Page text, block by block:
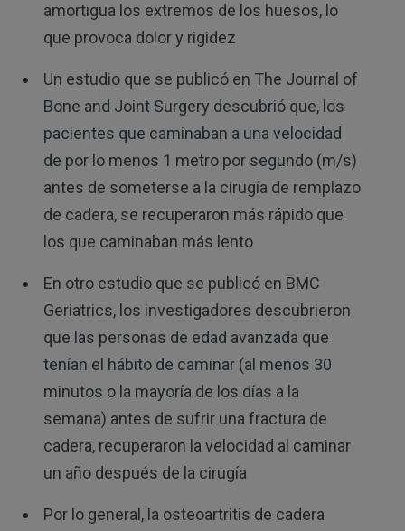
amortigua los extremos de los huesos, lo
que provoca dolor y rigidez
Un estudio que se publicó en The Journal of
Bone and Joint Surgery descubrió que, los
pacientes que caminaban a una velocidad
de por lo menos 1 metro por segundo (m/s)
antes de someterse a la cirugía de remplazo
de cadera, se recuperaron más rápido que
los que caminaban más lento
En otro estudio que se publicó en BMC
Geriatrics, los investigadores descubrieron
que las personas de edad avanzada que
tenían el hábito de caminar (al menos 30
minutos o la mayoría de los días a la
semana) antes de sufrir una fractura de
cadera, recuperaron la velocidad al caminar
un año después de la cirugía
Por lo general, la osteoartritis de cadera